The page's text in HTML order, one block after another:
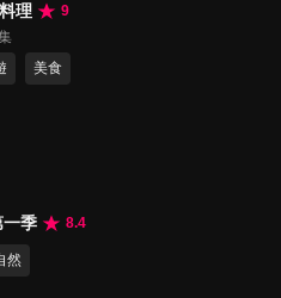
理
9
美食
一季 8.4
然